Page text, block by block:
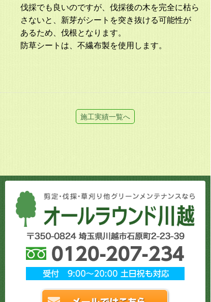
伐採でも良いのですが、伐採後の木を完全に枯ら
さないと、新芽がシートを突き抜ける可能性が
あるため、伐根となります。
防草シートは、不繊布製を使用します。
施工実績一覧へ